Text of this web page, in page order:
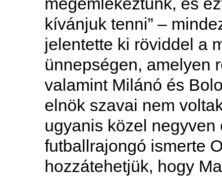
kívánjuk tenni” –
jelentette ki röviddel a
ünnepségen, amelyen
valamint Milánó és
elnök szavai nem
ugyanis közel
futballrajongó ismerte
hozzátehetjük, hogy